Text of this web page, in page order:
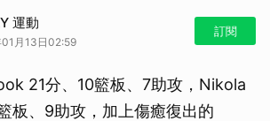
運動
月13日02:59
訂閱
21分、10籃板、7助攻，Nikola
板、9助攻，加上傷癒復出的